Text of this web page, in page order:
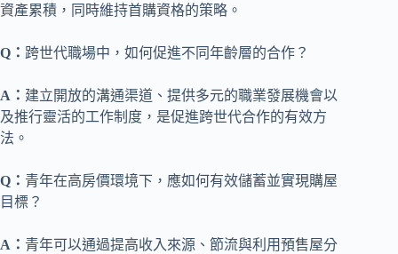
資產累積，同時維持首購資格的策略。
Q： 跨世代職場中，如何促進不同年齡層的合作？
A： 建立開放的溝通渠道、提供多元的職業發展機會以
及推行靈活的工作制度，是促進跨世代合作的有效方
法。
Q： 青年在高房價環境下，應如何有效儲蓄並實現購屋
目標？
A： 青年可以通過提高收入來源、節流與利用預售屋分